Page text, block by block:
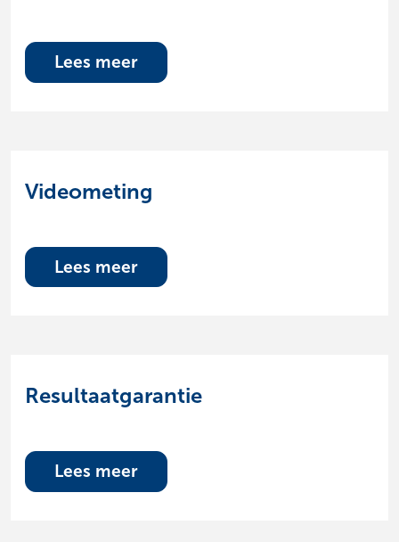
Lees meer
Videometing
Lees meer
Resultaatgarantie
Lees meer